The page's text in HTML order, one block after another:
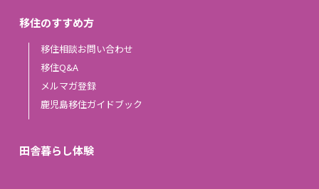
移住のすすめ方
移住相談お問い合わせ
移住Q&A
メルマガ登録
鹿児島移住ガイドブック
田舎暮らし体験